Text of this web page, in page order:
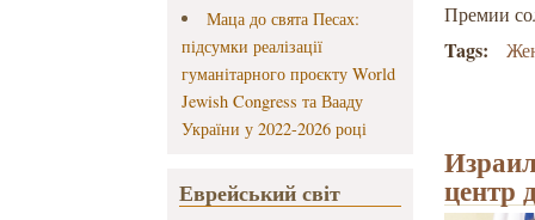
Маца до свята Песах:
підсумки реалізації
гуманітарного проєкту World
Jewish Congress та Вааду
України у 2022-2026 році
Еврейський світ
Премии
Tags:
центр